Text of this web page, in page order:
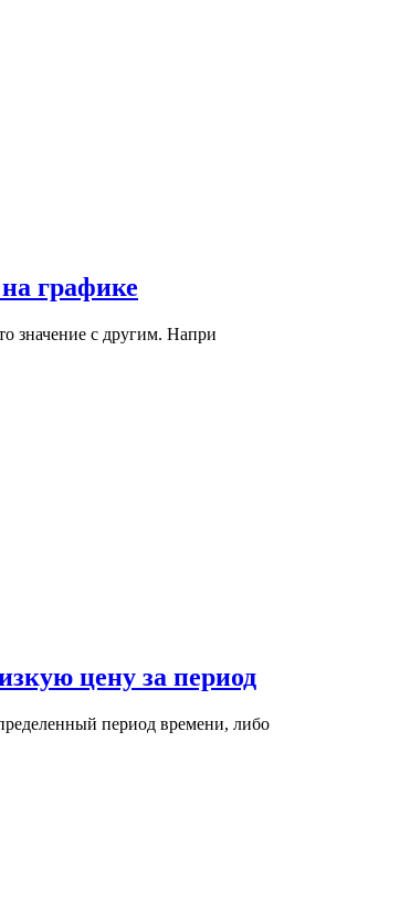
графике
значение с другим. Напри
цену за период
период времени, либо